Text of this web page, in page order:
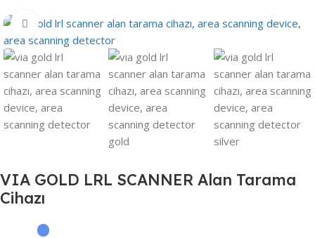
Click to enlarge
VIA GOLD LRL SCANNER Alan Tarama
Cihazı